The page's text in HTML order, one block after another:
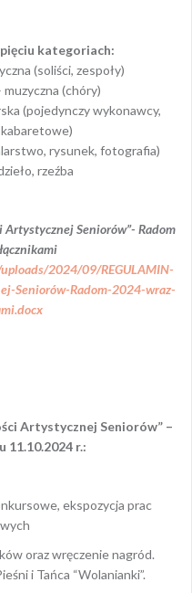
kategoriach:
(soliści, zespoły)
(chóry)
(pojedynczy wykonawcy,
rysunek, fotografia)
rzeźba
Artystycznej Seniorów”- Radom
2024/09/REGULAMIN-
Seniorów-Radom-2024-wraz-
Artystycznej Seniorów” –
11.10.2024 r.:
ekspozycja prac
oraz wręczenie nagród.
i Tańca “Wolanianki”.